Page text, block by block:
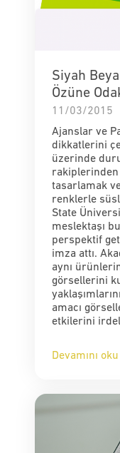
Siyah
Özüne
11/03/2015
Ajanslar ve
dikkatlerini
üzerinde
rakiplerinden
tasarlamak
renklerle
State
meslektaşı
perspektif
imza attı.
aynı
görsellerini
amacı
etkilerini
Devamını oku